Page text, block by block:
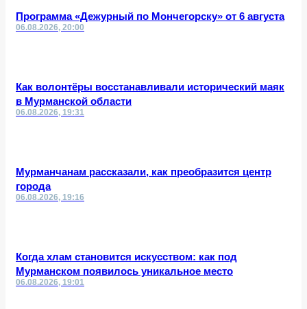
Программа «Дежурный по Мончегорску» от 6 августа
06.08.2026, 20:00
Как волонтёры восстанавливали исторический маяк
в Мурманской области
06.08.2026, 19:31
Мурманчанам рассказали, как преобразится центр
города
06.08.2026, 19:16
Когда хлам становится искусством: как под
Мурманском появилось уникальное место
06.08.2026, 19:01